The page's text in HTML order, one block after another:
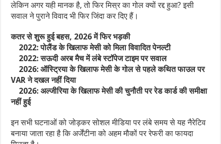
लेकिन अगर यही मानक है, तो फिर मिस्र का गोल क्यों रद्द हुआ? इसी
सवाल ने पुराने विवाद भी फिर जिंदा कर दिए हैं।
कतर से शुरू हुई बहस, 2026 में फिर भड़की
2022: पोलैंड के खिलाफ मेसी को मिला विवादित पेनल्टी
2022: सऊदी अरब मैच में लंबे स्टॉपेज टाइम पर सवाल
2026: ऑस्ट्रिया के खिलाफ मेसी के गोल से पहले कथित फाउल पर
VAR ने दखल नहीं दिया
2026: अल्जीरिया के खिलाफ मेसी की चुनौती पर रेड कार्ड की समीक्षा
नहीं हुई
इन सभी घटनाओं को जोड़कर सोशल मीडिया पर लंबे समय से यह नैरेटिव
बनाया जाता रहा है कि अर्जेंटीना को अहम मौकों पर रेफरी का फायदा